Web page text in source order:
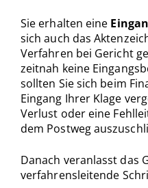
Sie erhalten eine
sich auch das
Verfahren bei Gericht
zeitnah keine
sollten Sie sich beim
Eingang Ihrer Klage
Verlust oder eine
dem Postweg
Danach veranlasst das
verfahrensleitende